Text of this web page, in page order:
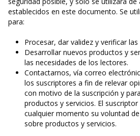
establecidos en este documento. Se
para:
Procesar, dar validez y verificar las
Desarrollar nuevos productos y
las necesidades de los lectores.
Contactarnos, vía correo
los suscriptores a fin de relevar
con motivo de la suscripción y
productos y servicios. El
cualquier momento su voluntad
sobre productos y servicios.